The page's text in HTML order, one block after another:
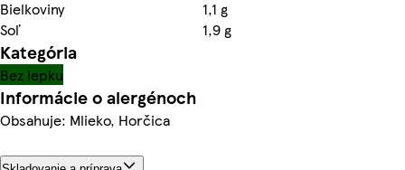
Bielkoviny
1,1 g
Soľ
1,9 g
Kategória
Bez lepku
Informácie o alergénoch
Obsahuje: Mlieko, Horčica